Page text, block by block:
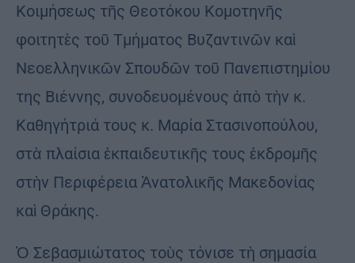
Κοιμήσεως τῆς Θεοτόκου Κομοτηνῆς
φοιτητὲς τοῦ Τμήματος Βυζαντινῶν καὶ
Νεοελληνικῶν Σπουδῶν τοῦ Πανεπιστημίου
της Βιέννης, συνοδευομένους ἀπὸ τὴν κ.
Καθηγήτριά τους κ. Μαρία Στασινοπούλου,
στὰ πλαίσια ἐκπαιδευτικῆς τους ἐκδρομῆς
στὴν Περιφέρεια Ἀνατολικῆς Μακεδονίας
καὶ Θράκης.
Ὁ Σεβασμιώτατος τοὺς τόνισε τὴ σημασία